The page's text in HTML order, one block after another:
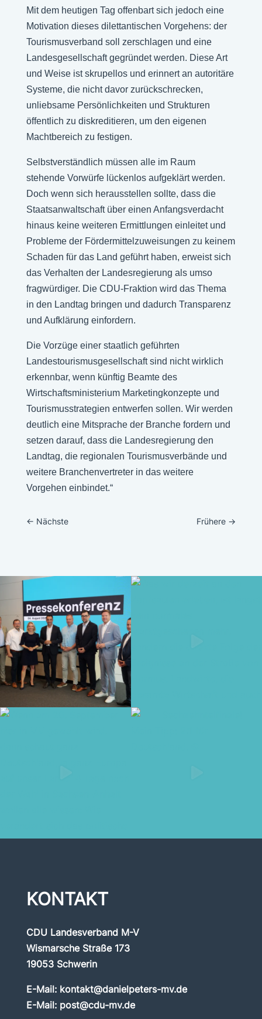
Mit dem heutigen Tag offenbart sich jedoch eine
Motivation dieses dilettantischen Vorgehens: der
Tourismusverband soll zerschlagen und eine
Landesgesellschaft gegründet werden. Diese Art
und Weise ist skrupellos und erinnert an autoritäre
Systeme, die nicht davor zurückschrecken,
unliebsame Persönlichkeiten und Strukturen
öffentlich zu diskreditieren, um den eigenen
Machtbereich zu festigen.
Selbstverständlich müssen alle im Raum
stehende Vorwürfe lückenlos aufgeklärt werden.
Doch wenn sich herausstellen sollte, dass die
Staatsanwaltschaft über einen Anfangsverdacht
hinaus keine weiteren Ermittlungen einleitet und
Probleme der Fördermittelzuweisungen zu keinem
Schaden für das Land geführt haben, erweist sich
das Verhalten der Landesregierung als umso
fragwürdiger. Die CDU-Fraktion wird das Thema
in den Landtag bringen und dadurch Transparenz
und Aufklärung einfordern.
Die Vorzüge einer staatlich geführten
Landestourismusgesellschaft sind nicht wirklich
erkennbar, wenn künftig Beamte des
Wirtschaftsministerium Marketingkonzepte und
Tourismusstrategien entwerfen sollen. Wir werden
deutlich eine Mitsprache der Branche fordern und
setzen darauf, dass die Landesregierung den
Landtag, die regionalen Tourismusverbände und
weitere Branchenvertreter in das weitere
Vorgehen einbindet.“
← Nächste Frühere →
KONTAKT
CDU Landesverband M-V
Wismarsche Straße 173
19053 Schwerin
E-Mail: kontakt@danielpeters-mv.de
E-Mail: post@cdu-mv.de